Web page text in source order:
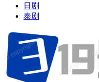
日剧
泰剧